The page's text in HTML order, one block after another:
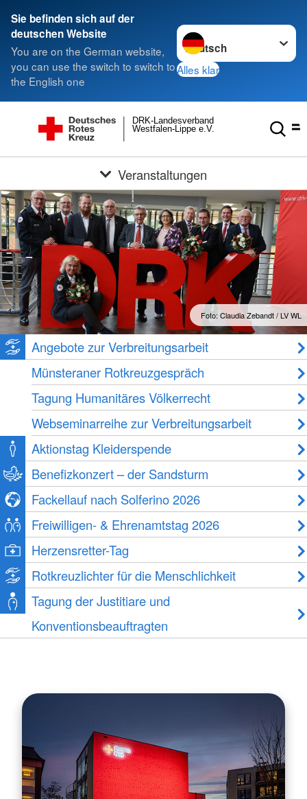
Sie befinden sich auf der
deutschen Website
You are on the German website,
you can use the switch to switch to
the English one
Sprache wechseln zu
Alles klar
Westfalen-Lippe e.V.
DRK-Landesverband
Veranstaltungen
Foto: Claudia Zebandt / LV WL
Angebote zur Verbreitungsarbeit
Münsteraner Rotkreuzgespräch
Tagung Humanitäres Völkerrecht
Webseminarreihe zur Verbreitungsarbeit
Aktionstag Kleiderspende
Benefizkonzert – der Sandsturm
Fackellauf nach Solferino 2026
Freiwilligen- & Ehrenamtstag 2026
Herzensretter-Tag
Rotkreuzlichter für die Menschlichkeit
Tagung der Justitiare und
Konventionsbeauftragten